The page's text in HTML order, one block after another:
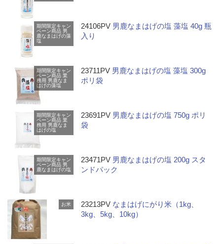
期間限定キャン
ペーン商品 男
鹿なまはげの藻
塩
24106PV 男鹿なまはげの塩 藻塩 40g 瓶
入り
期間限定キャン
ペーン商品 業
務用 男鹿なま
はげの藻塩
23711PV 男鹿なまはげの塩 藻塩 300g
ポリ袋
期間限定キャン
ペーン商品 業
務用 男鹿なま
はげの塩
23691PV 男鹿なまはげの塩 750g ポリ
袋
期間限定キャン
ペーン商品 男
鹿なまはげの塩
23471PV 男鹿なまはげの塩 200g スタ
ンドパック
お米 23213PV なまはげにがり米（1kg、
3kg、5kg、10kg）